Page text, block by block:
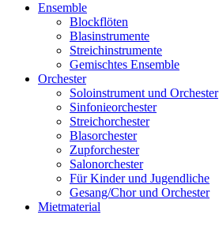
Ensemble
Blockflöten
Blasinstrumente
Streichinstrumente
Gemischtes Ensemble
Orchester
Soloinstrument und Orchester
Sinfonieorchester
Streichorchester
Blasorchester
Zupforchester
Salonorchester
Für Kinder und Jugendliche
Gesang/Chor und Orchester
Mietmaterial